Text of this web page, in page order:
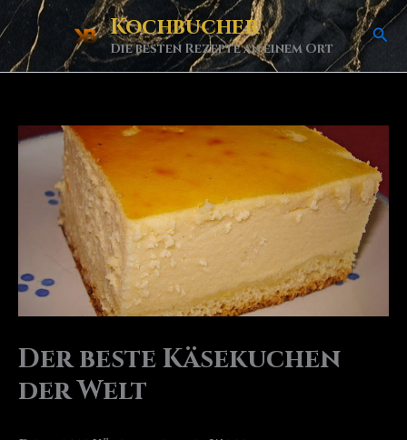
Skip
to
content
Kochbucher
Die besten Rezepte an einem Ort
Der beste Käsekuchen
der Welt